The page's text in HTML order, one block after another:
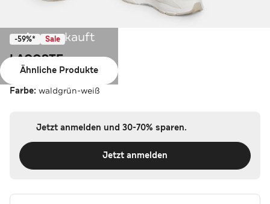
Ausverkauft
Ähnliche Produkte
-59%* Sale
LACOSTE
Sporthose waldgrün
Farbe: waldgrün-weiß
Jetzt anmelden und 30-70% sparen.
Jetzt anmelden